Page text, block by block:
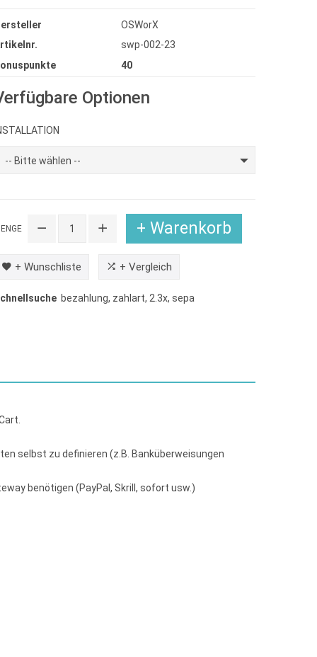
OSWorX
swp-002-23
40
Optionen
-- Bitte wählen --
+ Warenkorb
+ Wunschliste + Vergleich
bezahlung, zahlart, 2.3x, sepa
selbst zu definieren (z.B. Banküberweisungen
benötigen (PayPal, Skrill, sofort usw.)